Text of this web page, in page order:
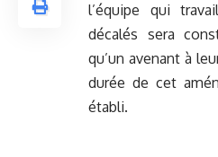
l’équipe qui
décalés sera
qu’un avenant à
durée de cet
établi.